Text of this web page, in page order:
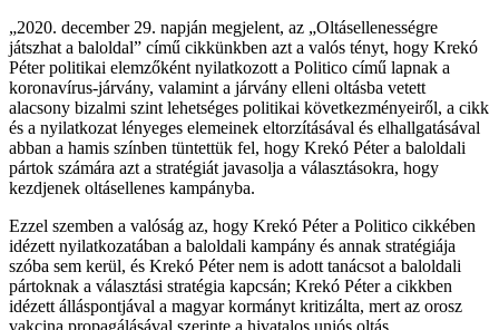
„2020. december 29. napján megjelent, az „Oltásellenességre
játszhat a baloldal” című cikkünkben azt a valós tényt, hogy Krekó
Péter politikai elemzőként nyilatkozott a Politico című lapnak a
koronavírus-járvány, valamint a járvány elleni oltásba vetett
alacsony bizalmi szint lehetséges politikai következményeiről, a cikk
és a nyilatkozat lényeges elemeinek eltorzításával és elhallgatásával
abban a hamis színben tüntettük fel, hogy Krekó Péter a baloldali
pártok számára azt a stratégiát javasolja a választásokra, hogy
kezdjenek oltásellenes kampányba.
Ezzel szemben a valóság az, hogy Krekó Péter a Politico cikkében
idézett nyilatkozatában a baloldali kampány és annak stratégiája
szóba sem kerül, és Krekó Péter nem is adott tanácsot a baloldali
pártoknak a választási stratégia kapcsán; Krekó Péter a cikkben
idézett álláspontjával a magyar kormányt kritizálta, mert az orosz
vakcina propagálásával szerinte a hivatalos uniós oltás